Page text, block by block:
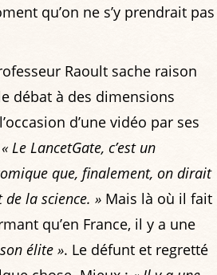
qu’on ne s’y prendrait pas
Raoult sache raison
débat à des dimensions
d’une vidéo par ses
« Le LancetGate, c’est un
que, finalement, on dirait
la science. » Mais là où il fait
qu’en France, il y a une
élite ». Le défunt et regretté